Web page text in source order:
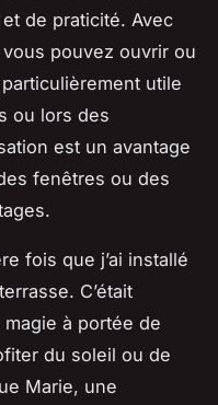
de praticité. Avec
pouvez ouvrir ou
utile
ou lors des
est un avantage
fenêtres ou des
fois que j’ai installé
C’était
à portée de
du soleil ou de
Marie, une